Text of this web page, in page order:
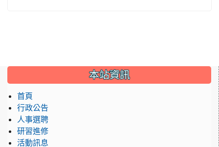
::: 本站資訊
首頁
行政公告
人事選聘
研習進修
活動訊息